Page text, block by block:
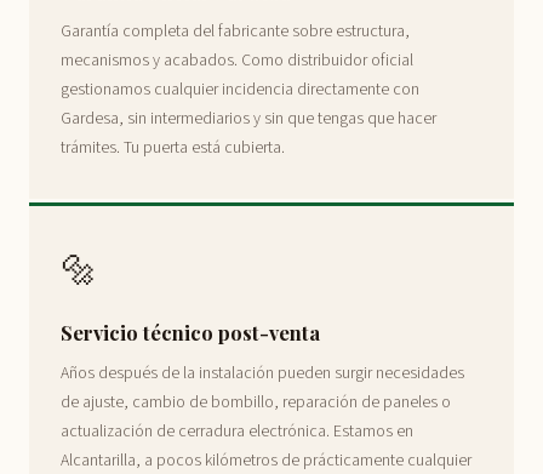
Garantía completa del fabricante sobre estructura,
mecanismos y acabados. Como distribuidor oficial
gestionamos cualquier incidencia directamente con
Gardesa, sin intermediarios y sin que tengas que hacer
trámites. Tu puerta está cubierta.
🔩
Servicio técnico post-venta
Años después de la instalación pueden surgir necesidades
de ajuste, cambio de bombillo, reparación de paneles o
actualización de cerradura electrónica. Estamos en
Alcantarilla, a pocos kilómetros de prácticamente cualquier